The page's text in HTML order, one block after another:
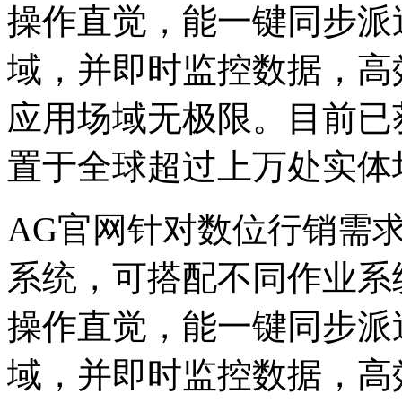
操作直觉，能一键同步
域，并即时监控数据，
应用场域无极限。目前
置于全球超过上万处实体
AG官网针对数位行销需
系统，可搭配不同作业
操作直觉，能一键同步
域，并即时监控数据，